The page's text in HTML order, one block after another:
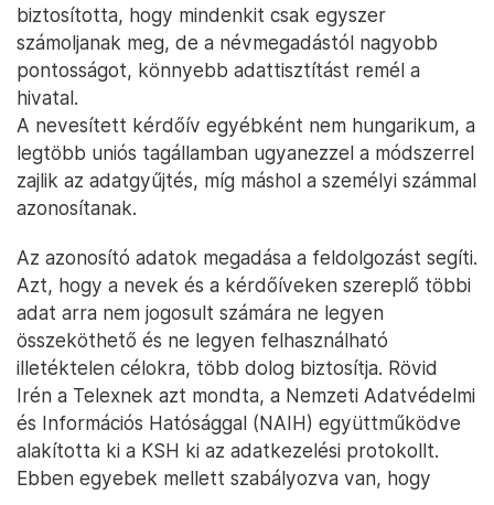
biztosította, hogy mindenkit csak egyszer
számoljanak meg, de a névmegadástól nagyobb
pontosságot, könnyebb adattisztítást remél a
hivatal.
A nevesített kérdőív egyébként nem hungarikum, a
legtöbb uniós tagállamban ugyanezzel a módszerrel
zajlik az adatgyűjtés, míg máshol a személyi számmal
azonosítanak.
Az azonosító adatok megadása a feldolgozást segíti.
Azt, hogy a nevek és a kérdőíveken szereplő többi
adat arra nem jogosult számára ne legyen
összeköthető és ne legyen felhasználható
illetéktelen célokra, több dolog biztosítja. Rövid
Irén a Telexnek azt mondta, a Nemzeti Adatvédelmi
és Információs Hatósággal (NAIH) együttműködve
alakította ki a KSH ki az adatkezelési protokollt.
Ebben egyebek mellett szabályozva van, hogy